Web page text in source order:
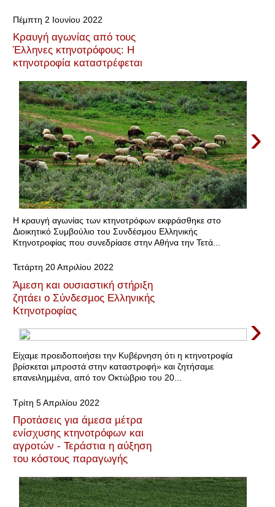
Πέμπτη 2 Ιουνίου 2022
Κραυγή αγωνίας από τους
Έλληνες κτηνοτρόφους: Η
κτηνοτροφία καταστρέφεται
›
Η κραυγή αγωνίας των κτηνοτρόφων εκφράσθηκε στο
Διοικητικό Συμβούλιο του Συνδέσμου Ελληνικής
Κτηνοτροφίας που συνεδρίασε στην Αθήνα την Τετά...
Τετάρτη 20 Απριλίου 2022
Άµεση και ουσιαστική στήριξη
ζητάει ο Σύνδεσµος Ελληνικής
Κτηνοτροφίας
›
Είχαµε προειδοποιήσει την Κυβέρνηση ότι η κτηνοτροφία
βρίσκεται µπροστά στην καταστροφή» και ζητήσαµε
επανειληµµένα, από τον Οκτώβριο του 20...
Τρίτη 5 Απριλίου 2022
Προτάσεις για άµεσα µέτρα
ενίσχυσης κτηνοτρόφων και
αγροτών - Τεράστια η αύξηση
του κόστους παραγωγής